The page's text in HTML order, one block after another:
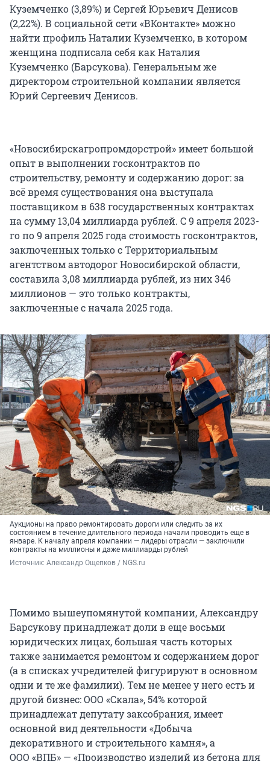
Куземченко (3,89%) и Сергей Юрьевич Денисов
(2,22%). В социальной сети «ВКонтакте» можно
найти профиль Наталии Куземченко, в котором
женщина подписала себя как Наталия
Куземченко (Барсукова). Генеральным же
директором строительной компании является
Юрий Сергеевич Денисов.
«Новосибирскагропромдорстрой» имеет большой
опыт в выполнении госконтрактов по
строительству, ремонту и содержанию дорог: за
всё время существования она выступала
поставщиком в 638 государственных контрактах
на сумму 13,04 миллиарда рублей. С 9 апреля 2023-
го по 9 апреля 2025 года стоимость госконтрактов,
заключенных только с Территориальным
агентством автодорог Новосибирской области,
составила 3,08 миллиарда рублей, из них 346
миллионов — это только контракты,
заключенные с начала 2025 года.
Аукционы на право ремонтировать дороги или следить за их
состоянием в течение длительного периода начали проводить еще в
январе. К началу апреля компании — лидеры отрасли — заключили
контракты на миллионы и даже миллиарды рублей
Источник: Александр Ощепков / NGS.ru
Помимо вышеупомянутой компании, Александру
Барсукову принадлежат доли в еще восьми
юридических лицах, большая часть которых
также занимается ремонтом и содержанием дорог
(а в списках учредителей фигурируют в основном
одни и те же фамилии). Тем не менее у него есть и
другой бизнес: ООО «Скала», 54% которой
принадлежат депутату заксобрания, имеет
основной вид деятельности «Добыча
декоративного и строительного камня», а
ООО «ВПБ» — «Производство изделий из бетона для